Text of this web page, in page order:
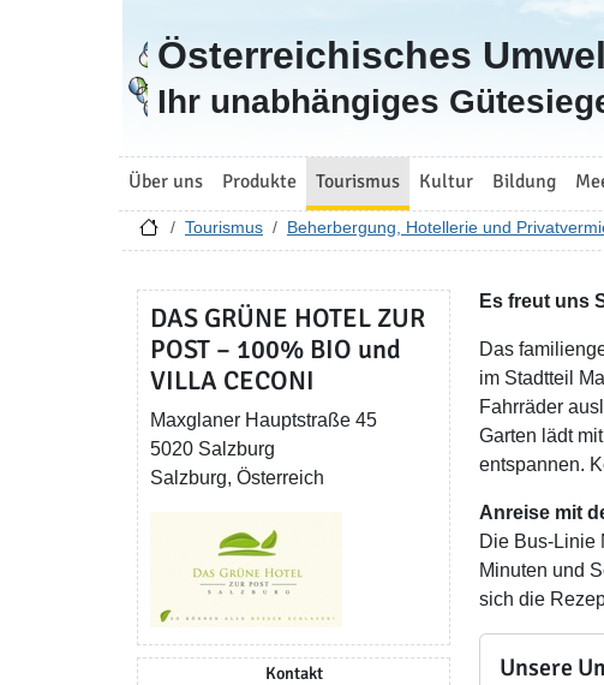
Zur Startseite
Österreichisches
Ihr unabhängiges
Über uns Produkte Tourismus Kultur Bildung
Tourismus Beherbergung, Hotellerie und
DAS GRÜNE HOTEL ZUR
POST – 100% BIO und
VILLA CECONI
Maxglaner Hauptstraße 45
5020 Salzburg
Salzburg, Österreich
Kontakt
Es freut uns
Das
im Stadtteil
Fahrräder
Garten lädt
entspannen.
Anreise mit
Die Bus-Linie
Minuten und
sich die
Unsere